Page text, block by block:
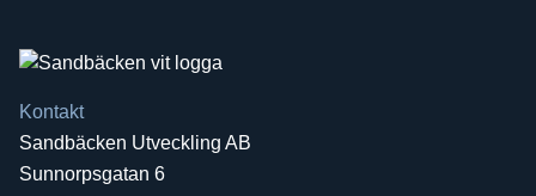
Kontakt
Sandbäcken Utveckling AB
Sunnorpsgatan 6